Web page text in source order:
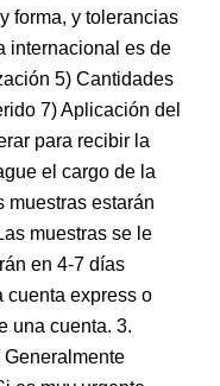
forma, y ​​tolerancias
internacional es de
5) Cantidades
7) Aplicación del
para recibir la
el cargo de la
muestras estarán
muestras se le
en 4-7 días
cuenta express o
una cuenta. 3.